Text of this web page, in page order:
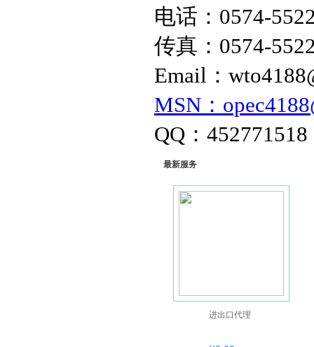
电话： 0574-
传真： 0574-
Email ：
MSN ：
QQ ： 452771518
最新服务
进出口代理